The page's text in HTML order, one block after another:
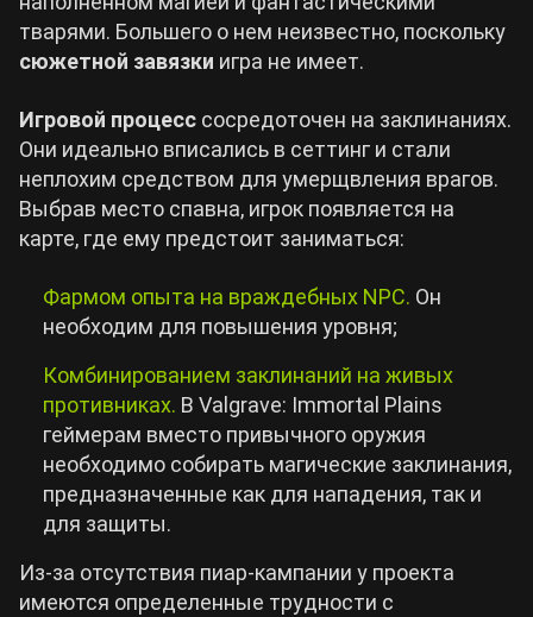
тварями. Большего о нем неизвестно, поскольку
сюжетной завязки игра не имеет.
Игровой процесс сосредоточен на заклинаниях.
Они идеально вписались в сеттинг и стали
неплохим средством для умерщвления врагов.
Выбрав место спавна, игрок появляется на
карте, где ему предстоит заниматься:
Фармом опыта на враждебных NPC. Он
необходим для повышения уровня;
Комбинированием заклинаний на живых
противниках. В Valgrave: Immortal Plains
геймерам вместо привычного оружия
необходимо собирать магические заклинания,
предназначенные как для нападения, так и
для защиты.
Из-за отсутствия пиар-кампании у проекта
имеются определенные трудности с